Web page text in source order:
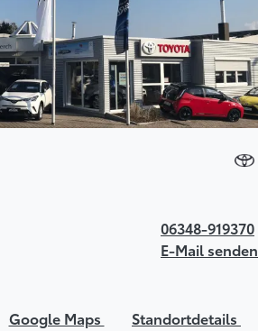
06348-919370
E-Mail senden
Google Maps Standortdetails